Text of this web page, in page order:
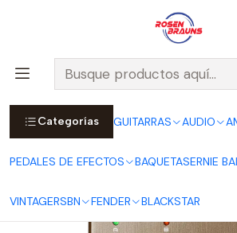
Categorías GUITARRAS AUDIO
PEDALES DE EFECTOS BAQUETASERNIE
VINTAGERSBN FENDER BLACKSTAR
Por compras sobre $25.000 en Santiago
Padre Hurtado, incluimos el despacho!
Ver Detalles
Inicio JOYO PEDALES
Pedal Orthos Line